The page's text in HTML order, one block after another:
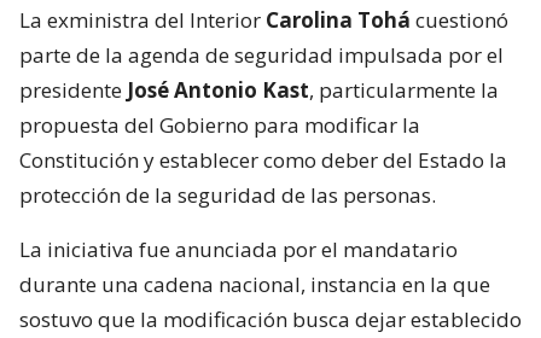
La exministra del Interior Carolina Tohá cuestionó
parte de la agenda de seguridad impulsada por el
presidente José Antonio Kast, particularmente la
propuesta del Gobierno para modificar la
Constitución y establecer como deber del Estado la
protección de la seguridad de las personas.
La iniciativa fue anunciada por el mandatario
durante una cadena nacional, instancia en la que
sostuvo que la modificación busca dejar establecido